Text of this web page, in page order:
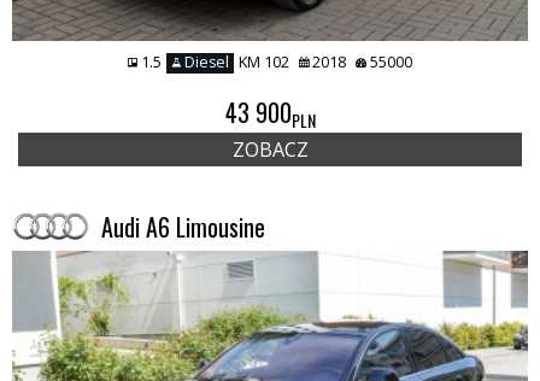
1.5 Diesel KM 102 2018 55000
43 900PLN
ZOBACZ
Audi A6 Limousine